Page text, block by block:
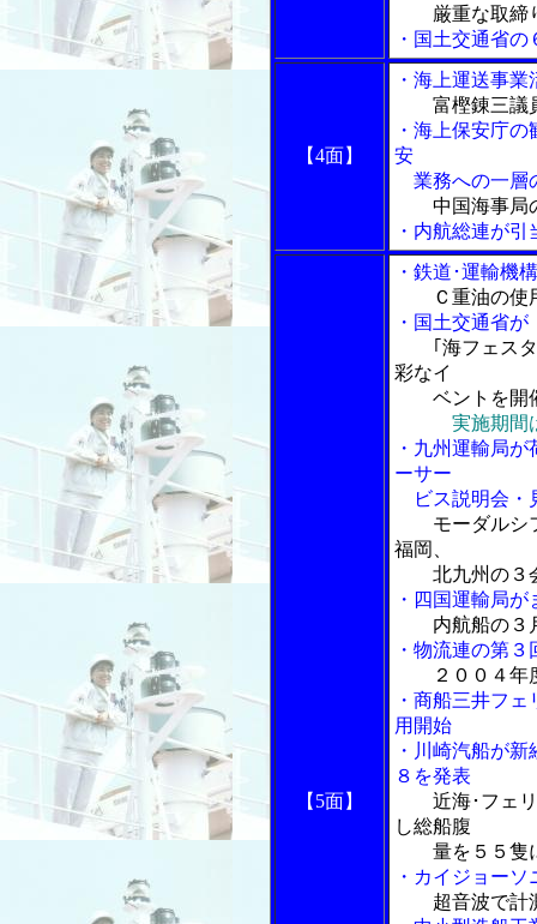
厳重な取締
・国土交通省
【4面】
・海上運送事
富樫錬三議
・海上保安庁
安
業務への一層
中国海事局
・内航総連が
【5面】
・鉄道･運輸機
Ｃ重油の使
・国土交通省
｢海フェスタ
彩なイ
ベントを開
実施期間
・九州運輸局
ーサー
ビス説明会・
モーダルシ
福岡、
北九州の３
・四国運輸局
内航船の３
・物流連の第
２００４
・商船三井フ
用開始
・川崎汽船が
８を発表
近海･フェ
し総船腹
量を５５隻
・カイジョー
超音波で計